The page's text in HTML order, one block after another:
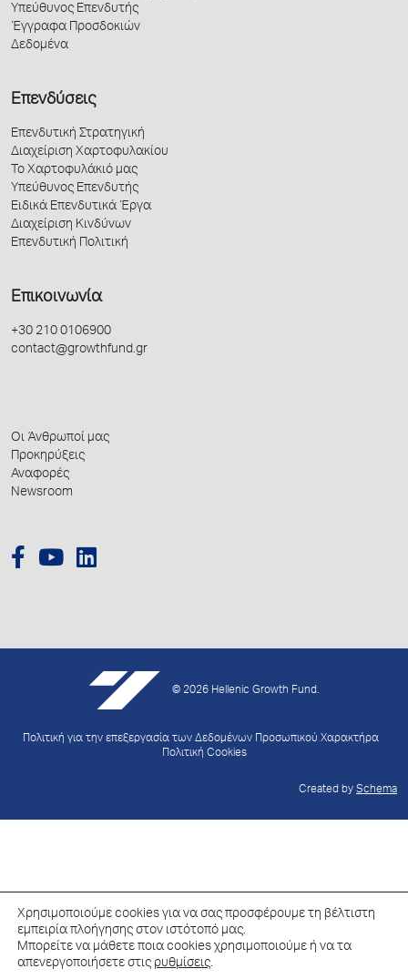
Υπεύθυνος Επενδυτής
Έγγραφα Προσδοκιών
Δεδομένα
Επενδύσεις
Επενδυτική Στρατηγική
Διαχείριση Χαρτοφυλακίου
Το Χαρτοφυλάκιό μας
Υπεύθυνος Επενδυτής
Ειδικά Επενδυτικά Έργα
Διαχείριση Κινδύνων
Επενδυτική Πολιτική
Επικοινωνία
+30 210 0106900
contact@growthfund.gr
Οι Άνθρωποί μας
Προκηρύξεις
Αναφορές
Newsroom
© 2026 Hellenic Growth Fund.
Πολιτική για την επεξεργασία των Δεδομένων Προσωπικού Χαρακτήρα
Πολιτική Cookies
Created by Schema
Χρησιμοποιούμε cookies για να σας προσφέρουμε τη βέλτιστη
εμπειρία πλοήγησης στον ιστότοπό μας.
Μπορείτε να μάθετε ποια cookies χρησιμοποιούμε ή να τα
απενεργοποιήσετε στις ρυθμίσεις.